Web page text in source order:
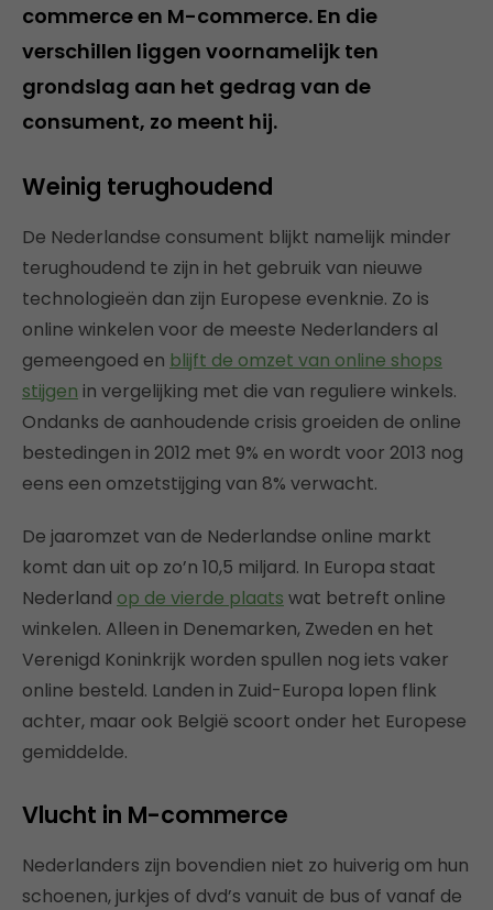
commerce en M-commerce. En die
verschillen liggen voornamelijk ten
grondslag aan het gedrag van de
consument, zo meent hij.
Weinig terughoudend
De Nederlandse consument blijkt namelijk minder
terughoudend te zijn in het gebruik van nieuwe
technologieën dan zijn Europese evenknie. Zo is
online winkelen voor de meeste Nederlanders al
gemeengoed en blijft de omzet van online shops
stijgen in vergelijking met die van reguliere winkels.
Ondanks de aanhoudende crisis groeiden de online
bestedingen in 2012 met 9% en wordt voor 2013 nog
eens een omzetstijging van 8% verwacht.
De jaaromzet van de Nederlandse online markt
komt dan uit op zo’n 10,5 miljard. In Europa staat
Nederland op de vierde plaats wat betreft online
winkelen. Alleen in Denemarken, Zweden en het
Verenigd Koninkrijk worden spullen nog iets vaker
online besteld. Landen in Zuid-Europa lopen flink
achter, maar ook België scoort onder het Europese
gemiddelde.
Vlucht in M-commerce
Nederlanders zijn bovendien niet zo huiverig om hun
schoenen, jurkjes of dvd’s vanuit de bus of vanaf de